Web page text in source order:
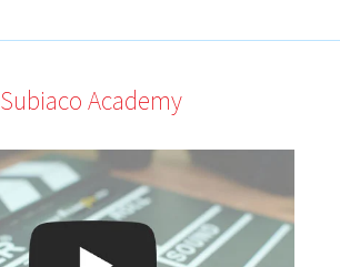
Subiaco Academy